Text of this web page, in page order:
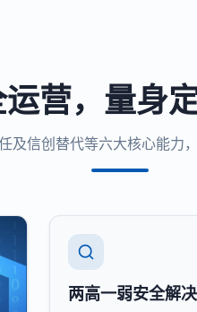
营，量身
及信创替代等六大核心能力
两高一弱安全解